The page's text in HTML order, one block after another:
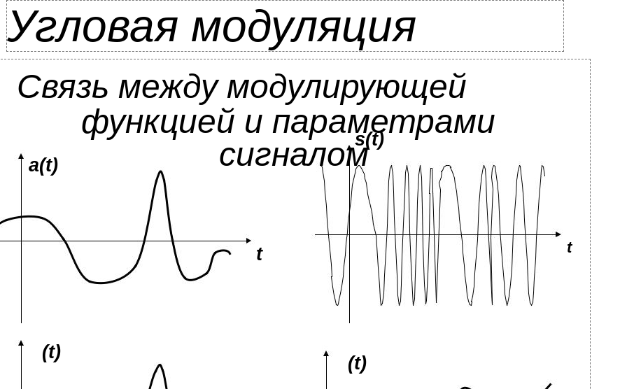
Угловая модуляция
Связь между модулирующей
функцией и параметрами
s(t)
a(t)
сигналом
t t
(t)
(t)